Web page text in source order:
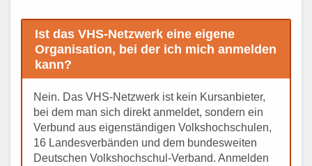
Ist das VHS-Netzwerk eine eigene
Organisation, bei der ich mich anmelden
kann?
Nein. Das VHS-Netzwerk ist kein Kursanbieter,
bei dem man sich direkt anmeldet, sondern ein
Verbund aus eigenständigen Volkshochschulen,
16 Landesverbänden und dem bundesweiten
Deutschen Volkshochschul-Verband. Anmelden